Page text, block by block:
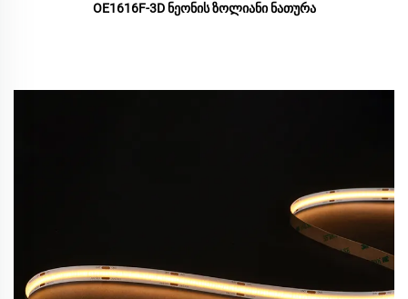
OE1616F-3D ნეონის ზოლიანი ნათურა